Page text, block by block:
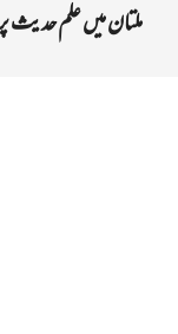
ملتان میں علم حدیث